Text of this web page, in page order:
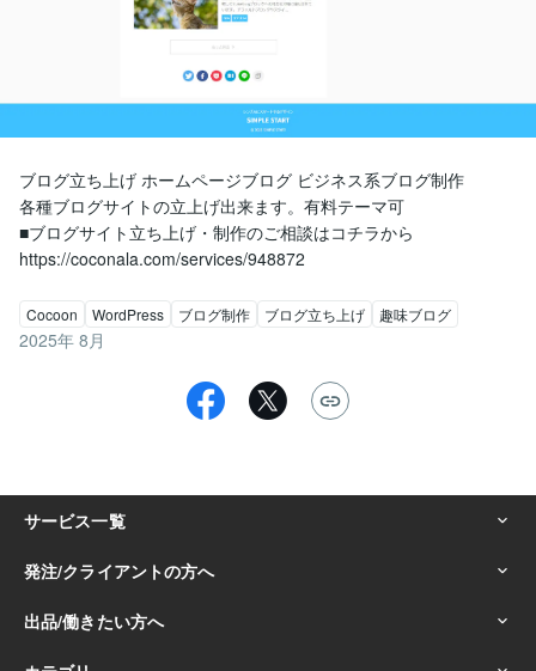
ブログ立ち上げ ホームページブログ ビジネス系ブログ制作
各種ブログサイトの立上げ出来ます。有料テーマ可
■ブログサイト立ち上げ・制作のご相談はコチラから
Cocoon WordPress ブログ制作 ブログ立ち上げ 趣味ブログ
2025年 8月